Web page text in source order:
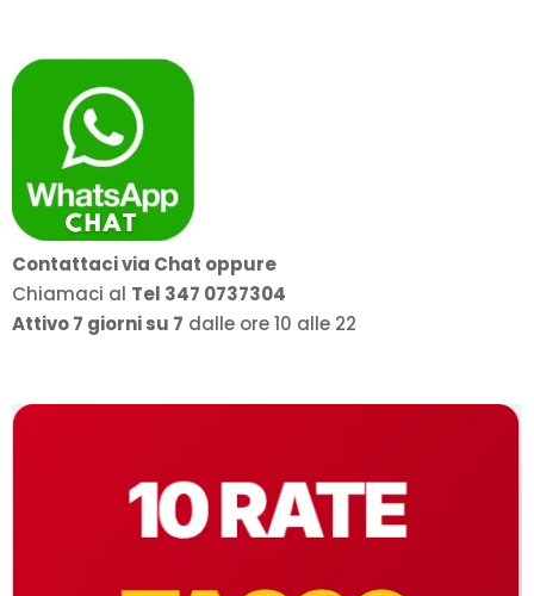
Contattaci via Chat oppure
Chiamaci al Tel 347 0737304
Attivo 7 giorni su 7 dalle ore 10 alle 22